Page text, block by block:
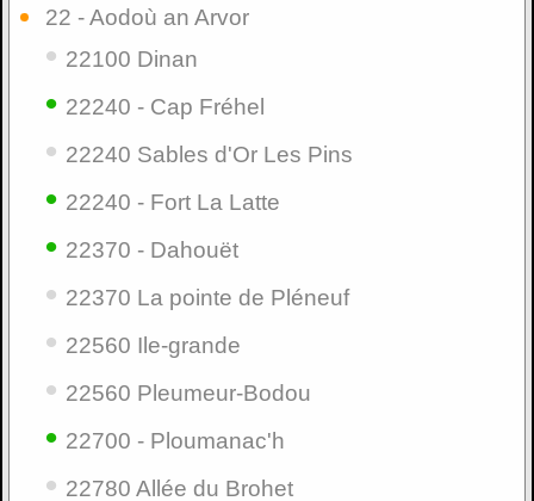
22 - Aodoù an Arvor
• 22100 Dinan
• 22240 - Cap Fréhel
• 22240 Sables d'Or Les Pins
• 22240 - Fort La Latte
• 22370 - Dahouët
• 22370 La pointe de Pléneuf
• 22560 Ile-grande
• 22560 Pleumeur-Bodou
• 22700 - Ploumanac'h
• 22780 Allée du Brohet